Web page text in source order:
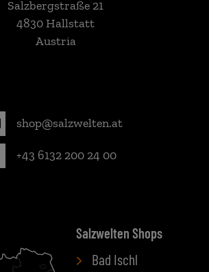
Salzbergstraße 21
4830 Hallstatt
Austria
shop@salzwelten.at
+43 6132 200 24 00
Salzwelten Shops
Bad Ischl